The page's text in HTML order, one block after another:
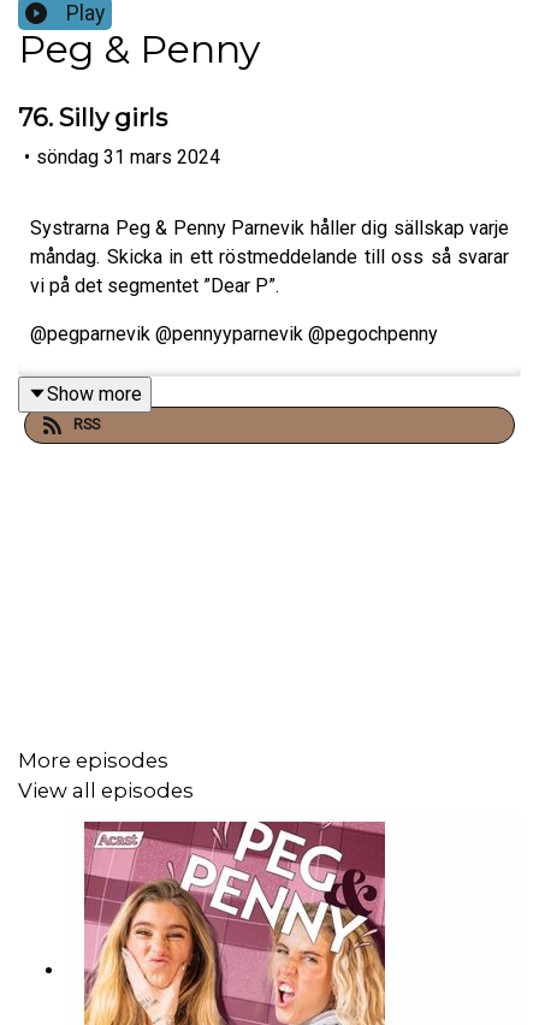
Play
Peg & Penny
76. Silly girls
• söndag 31 mars 2024
Systrarna Peg & Penny Parnevik håller dig sällskap varje
måndag. Skicka in ett röstmeddelande till oss så svarar
vi på det segmentet ”Dear P”.
@pegparnevik @pennyyparnevik @pegochpenny
Klipps och redigeras av Runsten Media
Show more
RSS
More episodes
View all episodes